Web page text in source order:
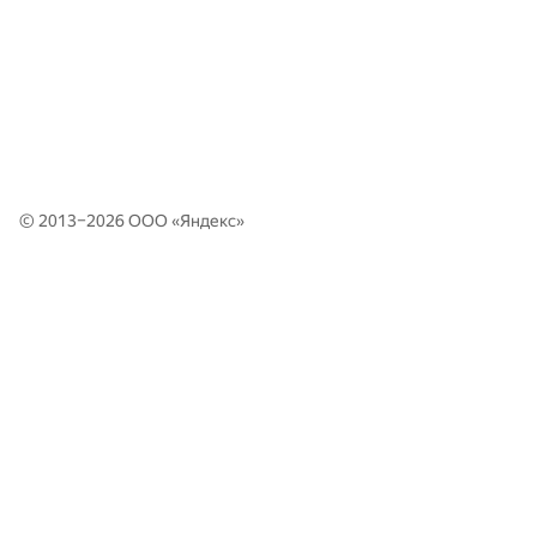
© 2013–2026 ООО «Яндекс»